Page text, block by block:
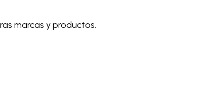
marcas y productos.